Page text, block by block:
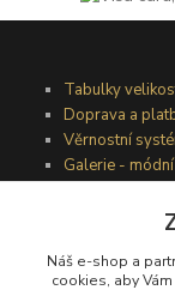
Tabulky
Doprava a
Věrnostní
Galerie -
Podmínky užití
Obchodní
Náš e-shop a
cookies, aby